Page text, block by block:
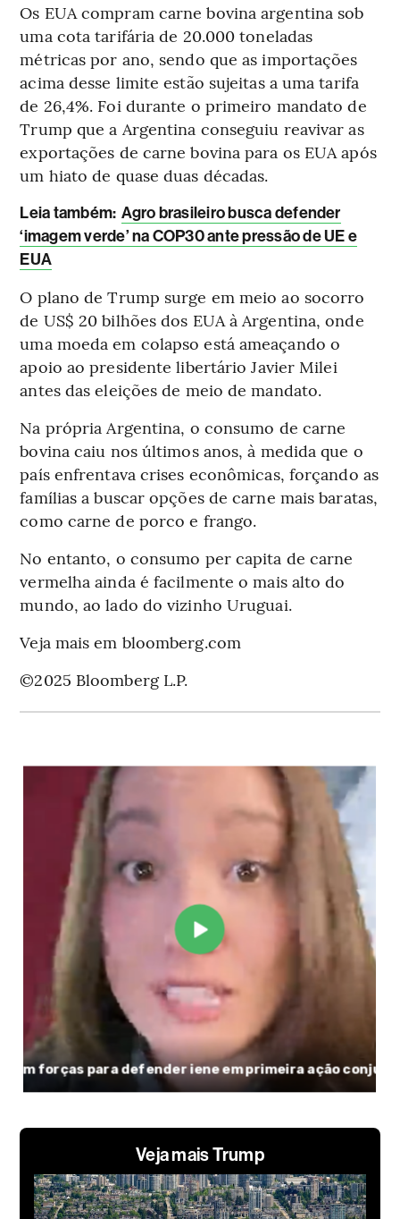
Os EUA compram carne bovina argentina sob
uma cota tarifária de 20.000 toneladas
métricas por ano, sendo que as importações
acima desse limite estão sujeitas a uma tarifa
de 26,4%. Foi durante o primeiro mandato de
Trump que a Argentina conseguiu reavivar as
exportações de carne bovina para os EUA após
um hiato de quase duas décadas.
Leia também: Agro brasileiro busca defender
‘imagem verde’ na COP30 ante pressão de UE e
EUA
O plano de Trump surge em meio ao socorro
de US$ 20 bilhões dos EUA à Argentina, onde
uma moeda em colapso está ameaçando o
apoio ao presidente libertário Javier Milei
antes das eleições de meio de mandato.
Na própria Argentina, o consumo de carne
bovina caiu nos últimos anos, à medida que o
país enfrentava crises econômicas, forçando as
famílias a buscar opções de carne mais baratas,
como carne de porco e frango.
No entanto, o consumo per capita de carne
vermelha ainda é facilmente o mais alto do
mundo, ao lado do vizinho Uruguai.
Veja mais em bloomberg.com
©2025 Bloomberg L.P.
Veja mais Trump